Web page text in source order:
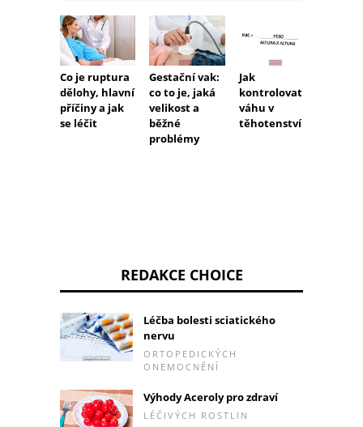
Co je ruptura
dělohy, hlavní
příčiny a jak
se léčit
Gestační vak:
co to je, jaká
velikost a
běžné
problémy
Jak
kontrolovat
váhu v
těhotenství
REDAKCE CHOICE
Léčba bolesti sciatického
nervu
ORTOPEDICKÝCH
ONEMOCNĚNÍ
Výhody Aceroly pro zdraví
LÉČIVÝCH ROSTLIN